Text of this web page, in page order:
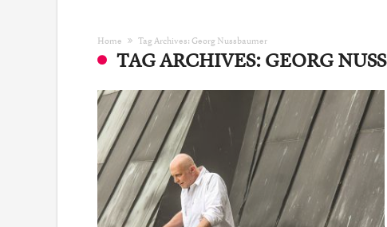
Home Tag Archives: Georg Nussbaumer
TAG ARCHIVES: GEORG